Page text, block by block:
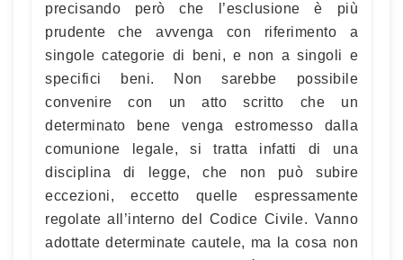
precisando però che l’esclusione è più
prudente che avvenga con riferimento a
singole categorie di beni, e non a singoli e
specifici beni. Non sarebbe possibile
convenire con un atto scritto che un
determinato bene venga estromesso dalla
comunione legale, si tratta infatti di una
disciplina di legge, che non può subire
eccezioni, eccetto quelle espressamente
regolate all’interno del Codice Civile. Vanno
adottate determinate cautele, ma la cosa non